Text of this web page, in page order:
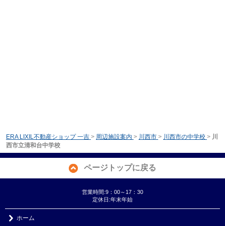
ERA LIXIL不動産ショップ 一吉 > 周辺施設案内 > 川西市 > 川西市の中学校 > 川
西市立清和台中学校
ページトップに戻る
営業時間:9：00～17：30
定休日:年末年始
ホーム